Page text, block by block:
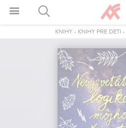
KNIHY - KNIHY PRE DETI -